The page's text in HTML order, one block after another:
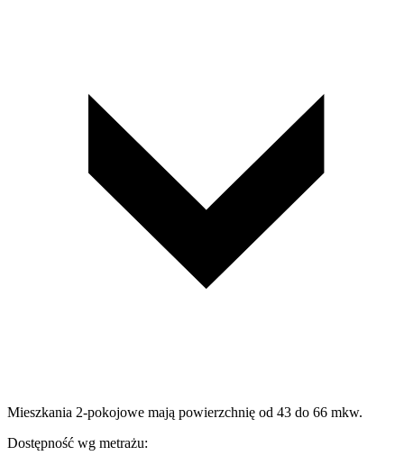
Mieszkania 2-pokojowe mają powierzchnię od 43 do 66 mkw.
Dostępność wg metrażu: